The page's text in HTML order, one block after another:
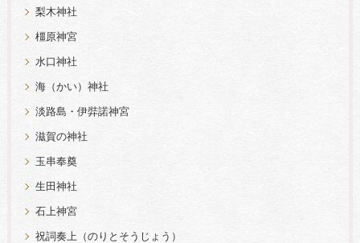
梨木神社
橿原神宮
水口神社
海（かい）神社
淡路島・伊弉諾神宮
滋賀の神社
玉串奉奠
生田神社
石上神宮
祝詞奏上（のりとそうじょう）